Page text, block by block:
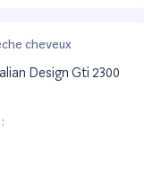
cheveux
Design Gti 2300